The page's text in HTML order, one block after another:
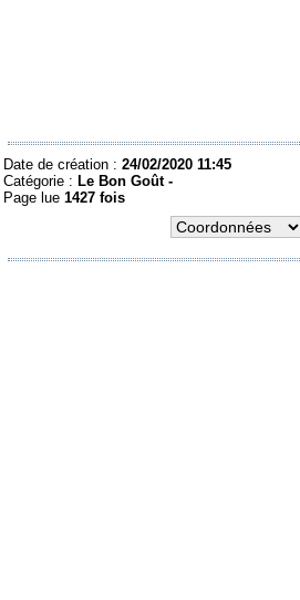
Date de création :24/02/2020 11:45
Catégorie :Le Bon Goût -
Page lue1427 fois